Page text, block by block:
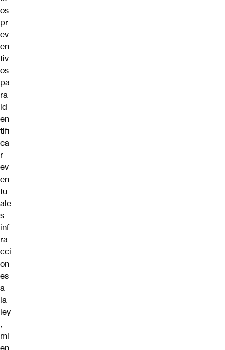
os
pr
ev
en
tiv
os
pa
ra
id
en
tifi
ca
r
ev
en
tu
ale
s
inf
ra
cci
on
es
a
la
ley
,
mi